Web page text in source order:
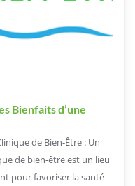
Bienfaits d’une
de Bien-Être : Un
de bien-être est un lieu
pour favoriser la santé